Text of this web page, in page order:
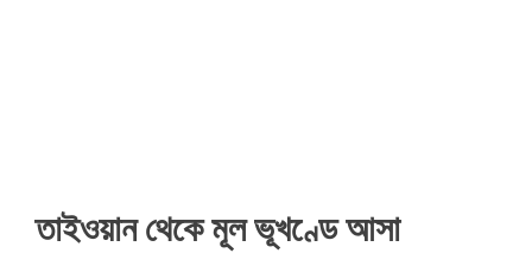
তাইওয়ান থেকে মূল ভূখণ্ডে আসা